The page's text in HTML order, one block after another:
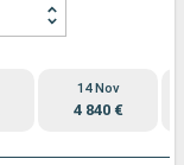
14 Nov
4 840 €